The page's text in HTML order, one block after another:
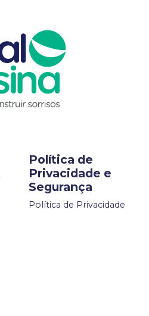
Política de
Privacidade e
Segurança
Política de Privacidade